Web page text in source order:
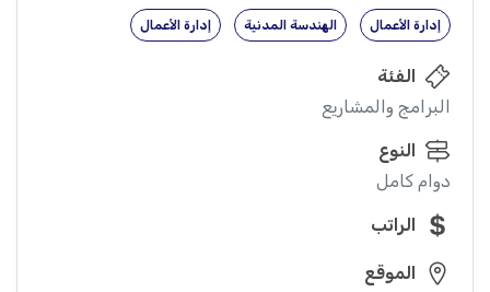
إدارة الأعمال الهندسة المدنية إدارة الأعمال
الفئة
البرامج والمشاريع
النوع
دوام كامل
الراتب
الموقع